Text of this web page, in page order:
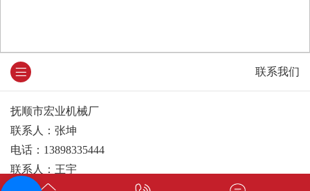
联系我们
抚顺市宏业机械厂
联系人：张坤
电话：13898335444
联系人：王宇